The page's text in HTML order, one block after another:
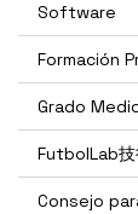
Software
Formación
Grado
FutbolLab
Consejo